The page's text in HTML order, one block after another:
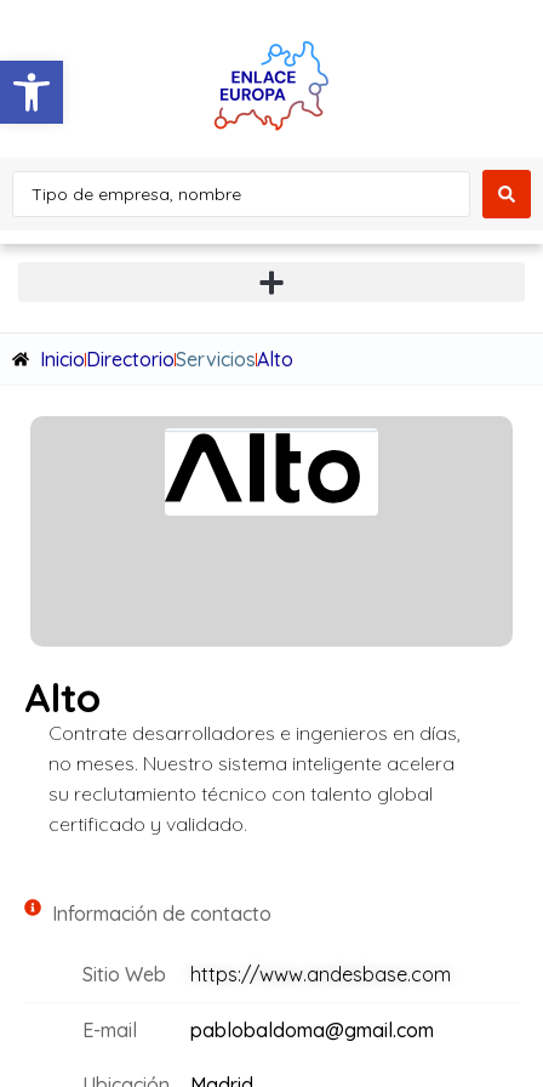
Abrir barra de herramientas
InicioDirectorioServiciosAlto
Alto
Contrate desarrolladores e ingenieros en días,
no meses. Nuestro sistema inteligente acelera
su reclutamiento técnico con talento global
certificado y validado.
Información de contacto
Sitio Web https://www.andesbase.com
E-mail pablobaldoma@gmail.com